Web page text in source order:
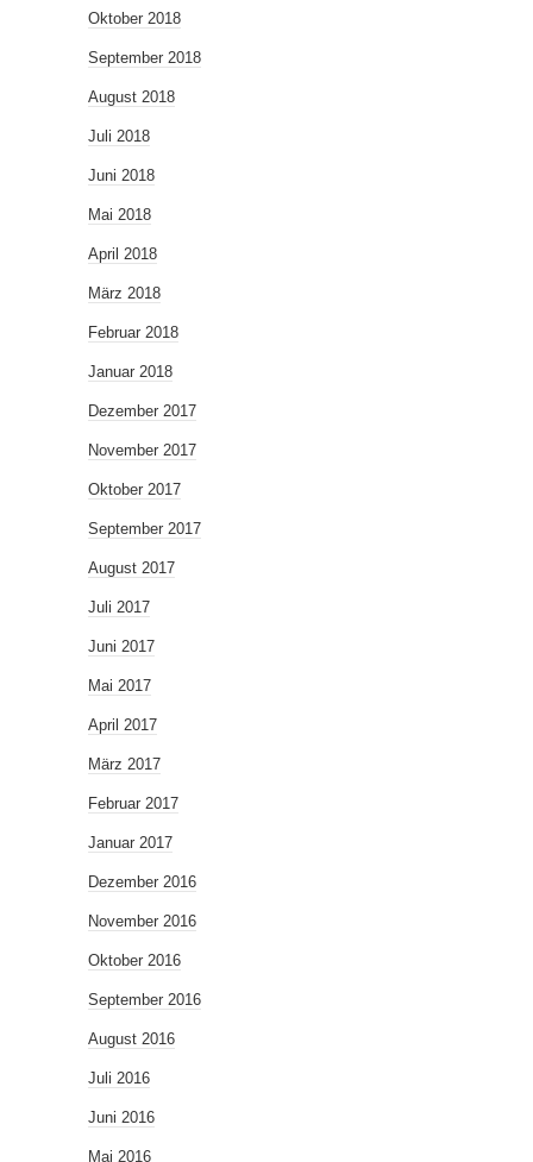
Oktober 2018
September 2018
August 2018
Juli 2018
Juni 2018
Mai 2018
April 2018
März 2018
Februar 2018
Januar 2018
Dezember 2017
November 2017
Oktober 2017
September 2017
August 2017
Juli 2017
Juni 2017
Mai 2017
April 2017
März 2017
Februar 2017
Januar 2017
Dezember 2016
November 2016
Oktober 2016
September 2016
August 2016
Juli 2016
Juni 2016
Mai 2016